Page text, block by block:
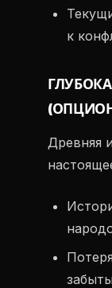
к
Древняя